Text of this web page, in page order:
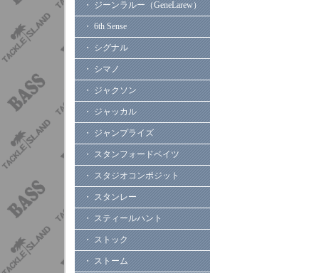
・ ジーンラルー（GeneLarew）
・ 6th Sense
・ シグナル
・ シマノ
・ ジャクソン
・ ジャッカル
・ ジャンプライズ
・ スタンフォードベイツ
・ スタジオコンポジット
・ スタンレー
・ スティールハント
・ ストック
・ ストーム